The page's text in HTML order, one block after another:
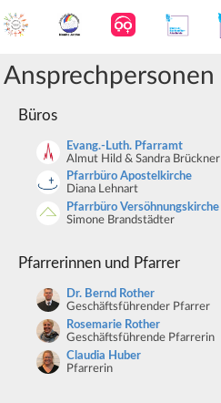
Ansprechpersonen
Büros
Evang.-Luth. Pfarramt
Almut Hild & Sandra Brückner
Pfarrbüro Apostelkirche
Diana Lehnart
Pfarrbüro Versöhnungskirche
Simone Brandstädter
Pfarrerinnen und Pfarrer
Dr. Bernd Rother
Geschäftsführender Pfarrer
Rosemarie Rother
Geschäftsführende Pfarrerin
Claudia Huber
Pfarrerin